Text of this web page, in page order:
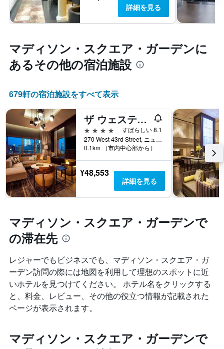
詳細を見る
マディソン・スクエア・ガーデン​に
あるその他の宿泊施設
679​軒の宿泊施設をすべて表示
ザ ウェスティン ニューヨーク アット タイムズ スクエア
4つ星
すばらしい 8.1
270 West 43rd Street, ニューヨーク, NY, アメリカ合衆国
0.1km （市内中心部から）
¥48,553
詳細を見る
マディソン・スクエア・ガーデンで
の滞在先
レジャーでもビジネスでも、マディソン・スクエア・ガ
ーデン​訪問の際には地図を利用して理想のスポットに近
いホテルを見つけてください。 ホテル名をクリックする
と、料金、レビュー、その他の役立つ情報が記載された
ページが表示されます。
マディソン・スクエア・ガーデンで